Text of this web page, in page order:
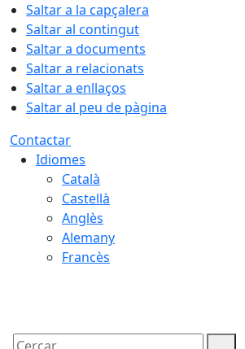
Saltar a la capçalera
Saltar al contingut
Saltar a documents
Saltar a relacionats
Saltar a enllaços
Saltar al peu de pàgina
Contactar
Idiomes
Català
Castellà
Anglès
Alemany
Francès